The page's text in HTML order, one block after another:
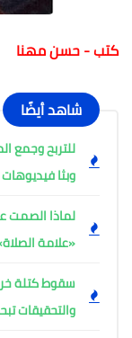
كتب - حسن مهنا
شاهد أيضًا
للتربح وجمع
وبثا
لماذا الصمت
«علامة
سقوط كتلة
والتحقيقات